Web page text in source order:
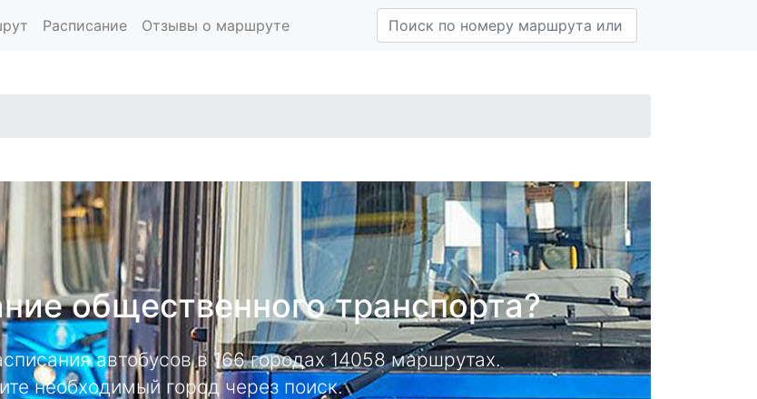
Расписание Отзывы о маршруте
общественного транспорта?
автобусов в 166 городах 14058 маршрутах.
необходимый город через поиск.